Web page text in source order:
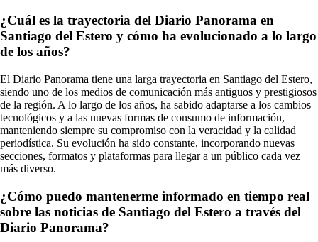
¿Cuál es la trayectoria del Diario Panorama en
Santiago del Estero y cómo ha evolucionado a lo largo
de los años?
El Diario Panorama tiene una larga trayectoria en Santiago del Estero,
siendo uno de los medios de comunicación más antiguos y prestigiosos
de la región. A lo largo de los años, ha sabido adaptarse a los cambios
tecnológicos y a las nuevas formas de consumo de información,
manteniendo siempre su compromiso con la veracidad y la calidad
periodística. Su evolución ha sido constante, incorporando nuevas
secciones, formatos y plataformas para llegar a un público cada vez
más diverso.
¿Cómo puedo mantenerme informado en tiempo real
sobre las noticias de Santiago del Estero a través del
Diario Panorama?